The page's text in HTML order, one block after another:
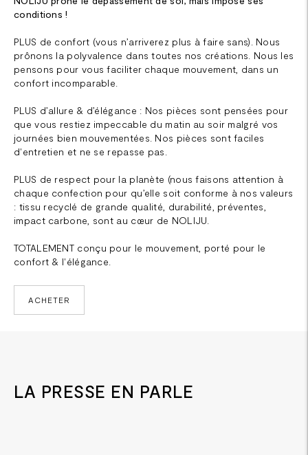
conditions !
PLUS de confort (vous n’arriverez plus à faire sans). Nous
prônons la polyvalence dans toutes nos créations. Nous les
pensons pour vous faciliter chaque mouvement, dans un
confort incomparable.
PLUS d’allure & d’élégance : Nos pièces sont pensées pour
que vous restiez impeccable du matin au soir malgré vos
journées bien mouvementées. Nos pièces sont faciles
d'entretien et ne se repasse pas.
PLUS de respect pour la planète (nous faisons attention à
chaque confection pour qu’elle soit conforme à nos valeurs
: tissu recyclé de grande qualité, durabilité, préventes,
impact carbone, sont au cœur de NOLIJU.
TOTALEMENT conçu pour le mouvement, porté pour le
confort & l'élégance.
ACHETER
LA PRESSE EN PARLE